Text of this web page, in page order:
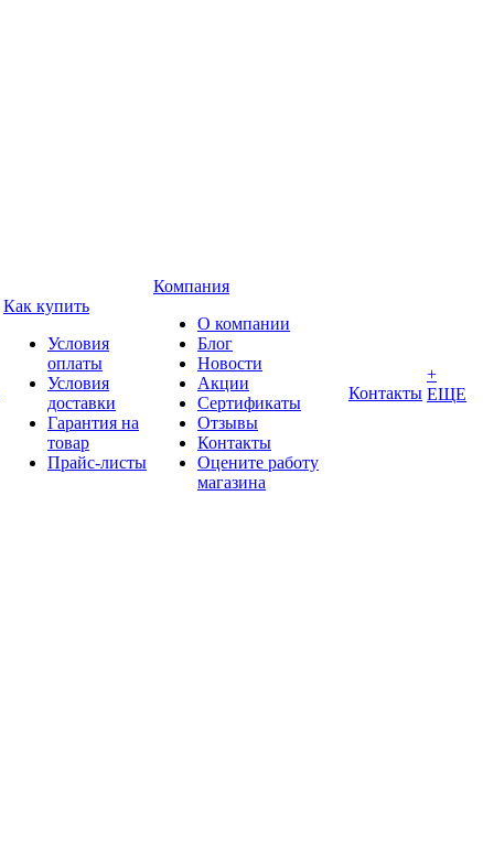
Как купить
Условия
оплаты
Условия
доставки
Гарантия на
товар
Прайс-листы
Компания
О компании
Блог
Новости
Акции
Сертификаты
Отзывы
Контакты
Оцените работу
магазина
Контакты
+
ЕЩЕ